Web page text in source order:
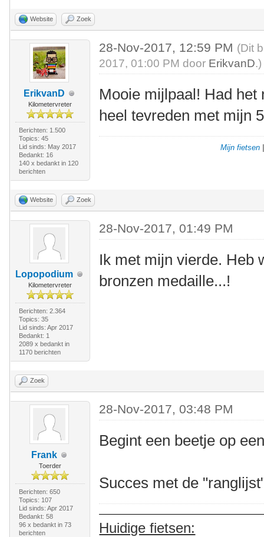
Website Zoek
ErikvanD
Kilometervreter
Berichten: 1.500
Topics: 45
Lid sinds: May 2017
Bedankt: 16
140 x bedankt in 120
berichten
28-Nov-2017, 12:59 PM (Dit
2017, 01:00 PM door ErikvanD.)
Mooie mijlpaal! Had het
heel tevreden met mijn
Mijn fietsen
Website Zoek
Lopopodium
Kilometervreter
Berichten: 2.364
Topics: 35
Lid sinds: Apr 2017
Bedankt: 1
2089 x bedankt in
1170 berichten
28-Nov-2017, 01:49 PM
Ik met mijn vierde. Heb
bronzen medaille...!
Zoek
Frank
Toerder
Berichten: 650
Topics: 107
Lid sinds: Apr 2017
Bedankt: 58
96 x bedankt in 73
berichten
28-Nov-2017, 03:48 PM
Begint een beetje op
Succes met de
Huidige fietsen: